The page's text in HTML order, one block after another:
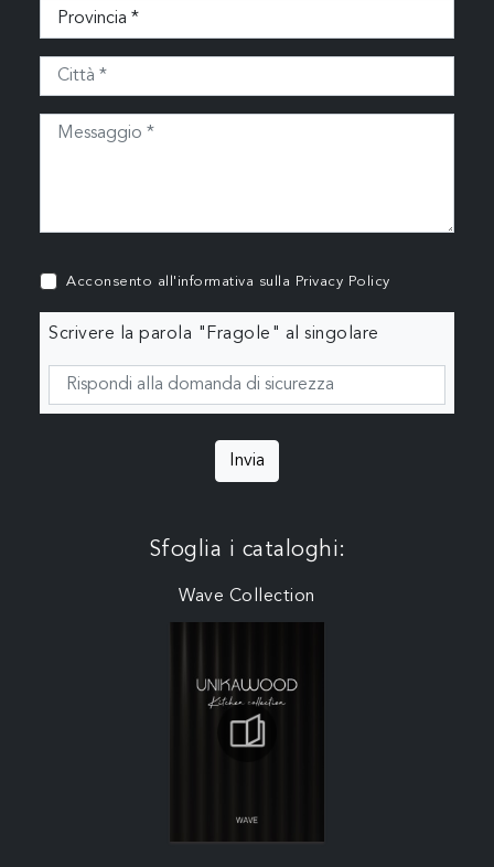
Acconsento all'informativa sulla Privacy Policy
Scrivere la parola "Fragole" al singolare
Invia
Sfoglia i cataloghi:
Wave Collection